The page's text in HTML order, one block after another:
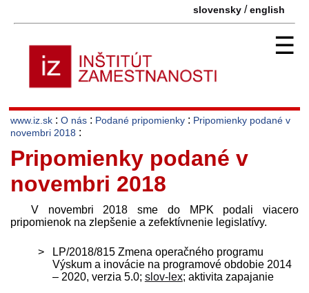
slovensky /english
☰
www.iz.sk : O nás : Podané pripomienky : Pripomienky podané v
novembri 2018 :
Pripomienky podané v
novembri 2018
V novembri 2018 sme do MPK podali viacero
pripomienok na zlepšenie a zefektívnenie legislatívy.
LP/2018/815 Zmena operačného programu
Výskum a inovácie na programové obdobie 2014
– 2020, verzia 5.0; slov-lex; aktivita zapajanie